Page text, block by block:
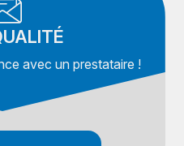
avec un prestataire !